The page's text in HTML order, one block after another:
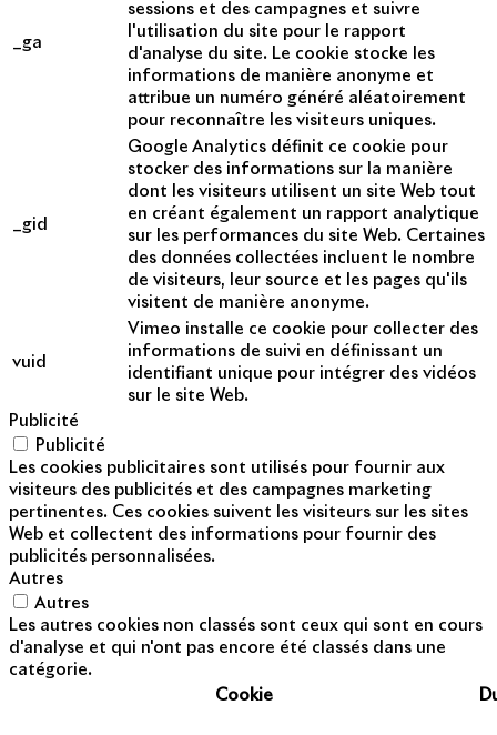
_ga
sessions et des campagnes et suivre
l'utilisation du site pour le rapport
d'analyse du site. Le cookie stocke les
informations de manière anonyme et
attribue un numéro généré aléatoirement
pour reconnaître les visiteurs uniques.
_gid
Google Analytics définit ce cookie pour
stocker des informations sur la manière
dont les visiteurs utilisent un site Web tout
en créant également un rapport analytique
sur les performances du site Web. Certaines
des données collectées incluent le nombre
de visiteurs, leur source et les pages qu'ils
visitent de manière anonyme.
vuid
Vimeo installe ce cookie pour collecter des
informations de suivi en définissant un
identifiant unique pour intégrer des vidéos
sur le site Web.
Publicité
Publicité
Les cookies publicitaires sont utilisés pour fournir aux
visiteurs des publicités et des campagnes marketing
pertinentes. Ces cookies suivent les visiteurs sur les sites
Web et collectent des informations pour fournir des
publicités personnalisées.
Autres
Autres
Les autres cookies non classés sont ceux qui sont en cours
d'analyse et qui n'ont pas encore été classés dans une
catégorie.
Cookie